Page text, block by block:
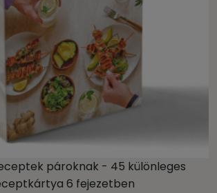
pároknak - 45 különleges
6 fejezetben